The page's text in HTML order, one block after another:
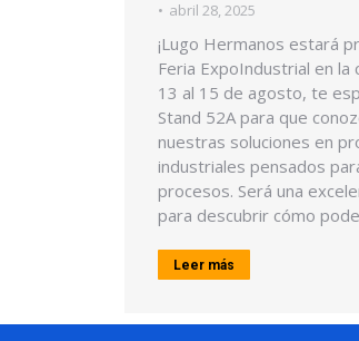
abril 28, 2025
¡Lugo Hermanos estará
Feria ExpoIndustrial en la
13 al 15 de agosto, te
Stand 52A para que
nuestras soluciones en
industriales pensados
procesos. Será una
para descubrir cómo
Leer más